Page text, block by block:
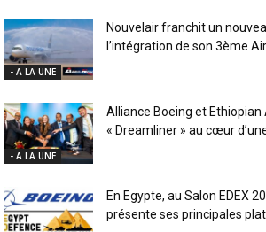
- A LA UNE
Nouvelair franchit un
l’intégration de son 3ème
- A LA UNE
Alliance Boeing et Ethiopian
« Dreamliner » au cœur
En Egypte, au Salon EDEX
présente ses principales